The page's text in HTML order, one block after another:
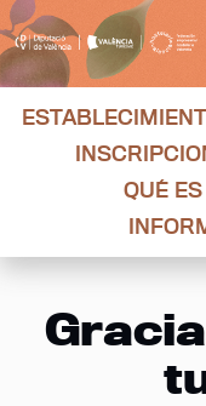
Saltar
al
contenido
QUÉ